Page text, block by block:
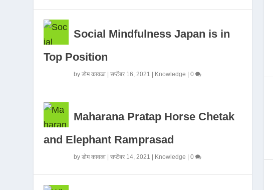
Social Mindfulness Japan is in
Top Position
byडोम कावळा |सप्टेंबर 16, 2021 Knowledge |0
Maharana Pratap Horse Chetak
and Elephant Ramprasad
byडोम कावळा |सप्टेंबर 14, 2021 Knowledge |0